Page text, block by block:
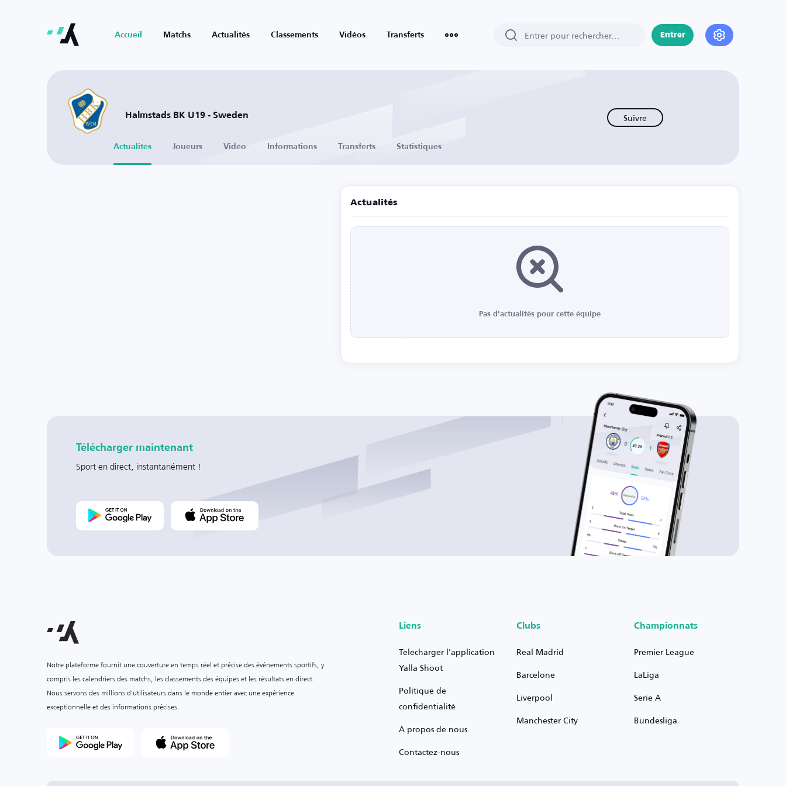
Accueil Matchs Actualités Classements Vidéos Transferts Entrer
Halmstads BK U19 - Sweden Suivre
Actualités Joueurs Vidéo Informations Transferts Statistiques
Actualités
Pas d'actualités pour cette équipe
Télécharger maintenant
Sport en direct, instantanément !
Notre plateforme fournit une couverture en temps réel et précise des événements sportifs, y
compris les calendriers des matchs, les classements des équipes et les résultats en direct.
Nous servons des millions d'utilisateurs dans le monde entier avec une expérience
exceptionnelle et des informations précises.
Liens
Télécharger l'application
Yalla Shoot
Politique de
confidentialité
À propos de nous
Contactez-nous
Clubs
Real Madrid
Barcelone
Liverpool
Manchester City
Championnats
Premier League
LaLiga
Serie A
Bundesliga